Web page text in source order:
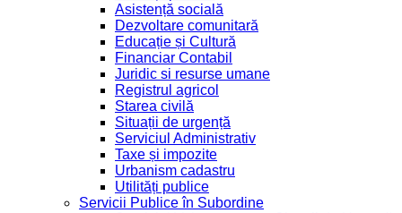
Asistență socială
Dezvoltare comunitară
Educație și Cultură
Financiar Contabil
Juridic si resurse umane
Registrul agricol
Starea civilă
Situații de urgență
Serviciul Administrativ
Taxe și impozite
Urbanism cadastru
Utilități publice
Servicii Publice în Subordine